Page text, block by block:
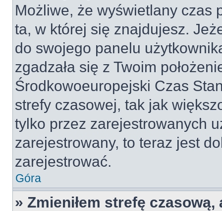
Możliwe, że wyświetlany czas
ta, w której się znajdujesz.
do swojego panelu
zgadzała się z Twoim
Środkowoeuropejski Czas
strefy czasowej, tak jak
tylko przez zarejestrowanych
zarejestrowany, to teraz jest
zarejestrować.
Góra
» Zmieniłem strefę